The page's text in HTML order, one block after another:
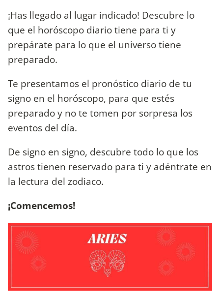
¡Has llegado al lugar indicado! Descubre lo
que el horóscopo diario tiene para ti y
prepárate para lo que el universo tiene
preparado.
Te presentamos el pronóstico diario de tu
signo en el horóscopo, para que estés
preparado y no te tomen por sorpresa los
eventos del día.
De signo en signo, descubre todo lo que los
astros tienen reservado para ti y adéntrate en
la lectura del zodiaco.
¡Comencemos!